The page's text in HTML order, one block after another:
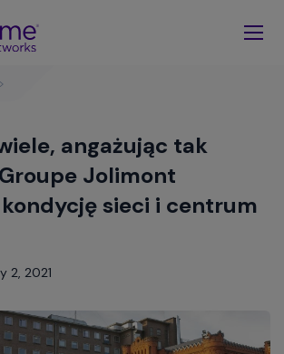
>
angażując tak
Jolimont
kondycję sieci i centrum
2, 2021